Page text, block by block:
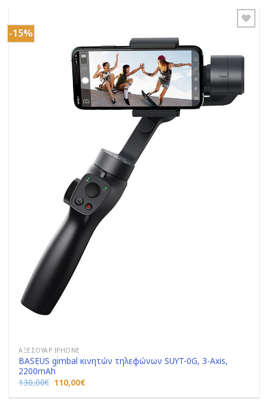
-15%
Add to
ΑΞΕΣΟΥΆΡ IPHONE
BASEUS gimbal κινητών τηλεφώνων SUYT-0G, 3-Axis,
2200mAh
130,00€ Original
price
was:
110,00€Η
τιμή